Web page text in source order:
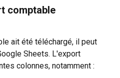
comptable
ait été téléchargé, il peut
Sheets. L'export
colonnes, notamment :